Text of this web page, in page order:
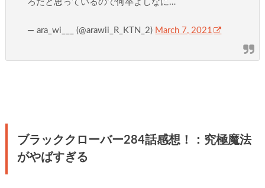
ろだと思っているので何卒よしなに…
— ara_wi___ (@arawii_R_KTN_2) March 7, 2021
ブラッククローバー284話感想！：究極魔法
がやばすぎる